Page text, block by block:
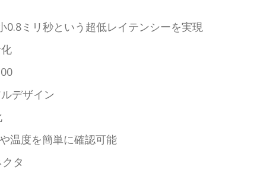
0.8ミリ秒という超低レイテンシーを実現
デザイン
温度を簡単に確認可能
タ